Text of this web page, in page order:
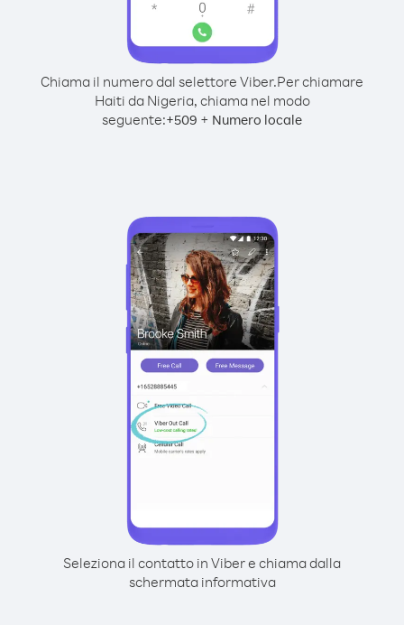
Chiama il numero dal selettore Viber.Per chiamare
Haiti da Nigeria, chiama nel modo
seguente:+509 + Numero locale
Seleziona il contatto in Viber e chiama dalla
schermata informativa